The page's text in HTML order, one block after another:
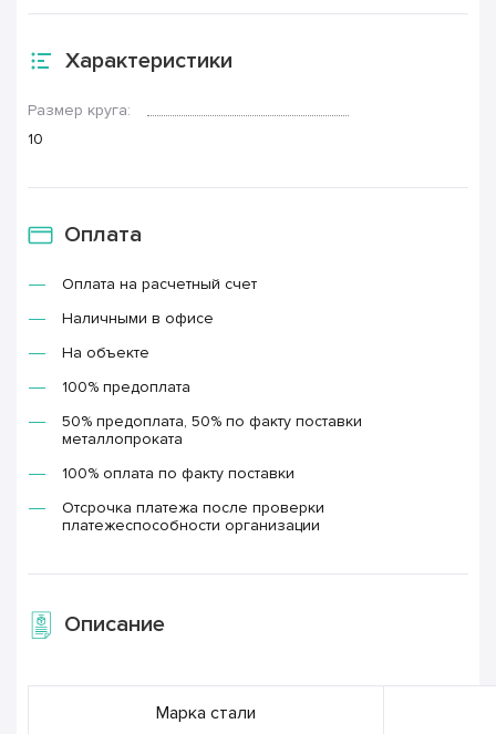
Характеристики
Размер круга:
10
Оплата
Оплата на расчетный счет
Наличными в офисе
На объекте
100% предоплата
50% предоплата, 50% по факту поставки
металлопроката
100% оплата по факту поставки
Отсрочка платежа после проверки
платежеспособности организации
Описание
Марка стали